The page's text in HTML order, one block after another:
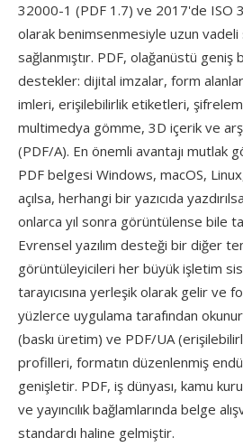
32000-1 (PDF 1.7) ve 2017'de ISO
olarak benimsenmesiyle uzun vadeli
sağlanmıştır. PDF, olağanüstü
destekler: dijital imzalar, form
imleri, erişilebilirlik etiketleri,
multimedya gömme, 3D içerik ve
(PDF/A). En önemli avantajı
PDF belgesi Windows, macOS,
açılsa, herhangi bir yazıcıda
onlarca yıl sonra görüntülense bile
Evrensel yazılım desteği bir diğer
görüntüleyicileri her büyük işletim
tarayıcısına yerleşik olarak gelir ve
yüzlerce uygulama tarafından
(baskı üretim) ve PDF/UA
profilleri, formatın düzenlenmiş
genişletir. PDF, iş dünyası, kamu
ve yayıncılık bağlamlarında belge
standardı haline gelmiştir.